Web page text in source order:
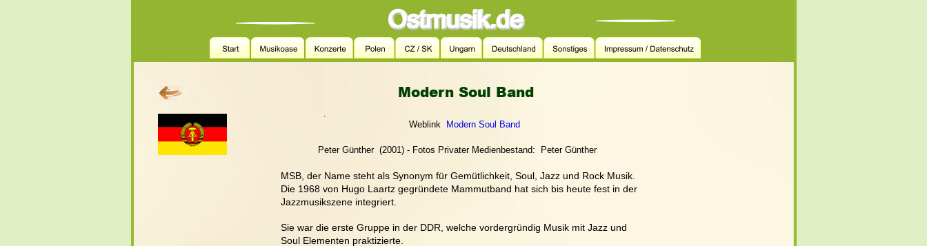
Modern Soul Band
Weblink Modern Soul Band
Peter Günther  (2001) - Fotos Privater Medienbestand:  Peter Günther
.
MSB, der Name steht als Synonym für Gemütlichkeit, Soul, Jazz und Rock Musik.
Die 1968 von Hugo Laartz gegründete Mammutband hat sich bis heute fest in der
Jazzmusikszene integriert.
Sie war die erste Gruppe in der DDR, welche vordergründig Musik mit Jazz und
Soul Elementen praktizierte.